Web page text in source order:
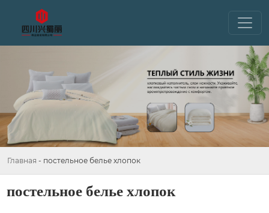
Главная - постельное белье хлопок
постельное белье хлопок